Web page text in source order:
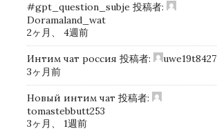
#gpt_question_subje 投稿者:
Doramaland_wat
2ヶ月、 4週前
Интим чат россия 投稿者:
uwe19t8427
3ヶ月前
Новый интим чат 投稿者:
tomastebbutt253
3ヶ月、 1週前